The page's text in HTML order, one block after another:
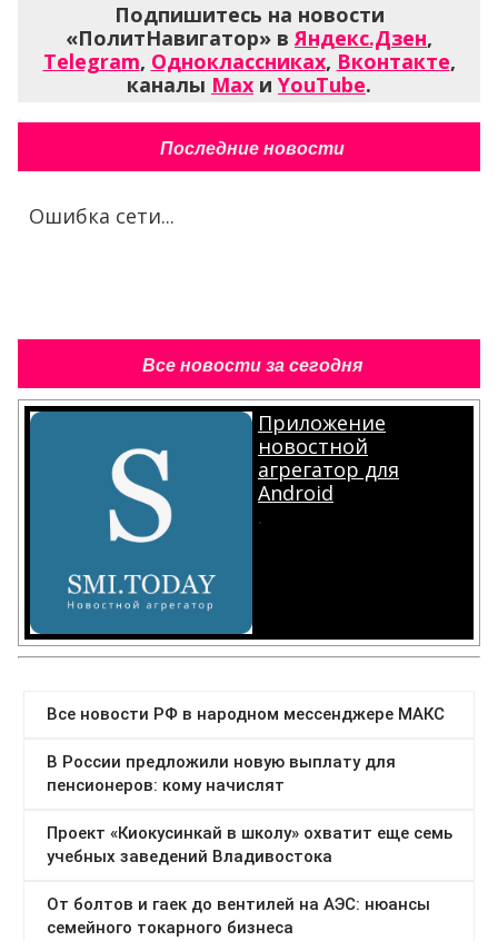
Подпишитесь на новости
«ПолитНавигатор» вЯндекс.Дзен,
Telegram, Одноклассниках, Вконтакте,
каналы Max и YouTube.
Последние новости
Ошибка сети...
Все новости за сегодня
Приложение
новостной
агрегатор для
Android
.